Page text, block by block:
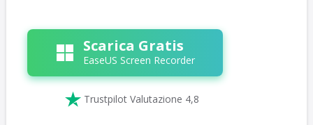
Scarica Gratis
EaseUS Screen Recorder
 Trustpilot Valutazione 4,8